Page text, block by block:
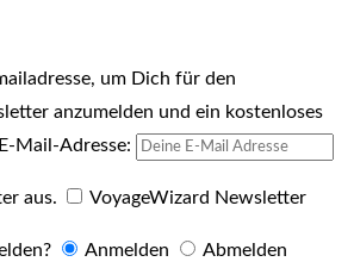
um Dich für den
anzumelden und ein kostenloses
E-Mail-Adresse:
aus. VoyageWizard Newsletter
Anmelden Abmelden